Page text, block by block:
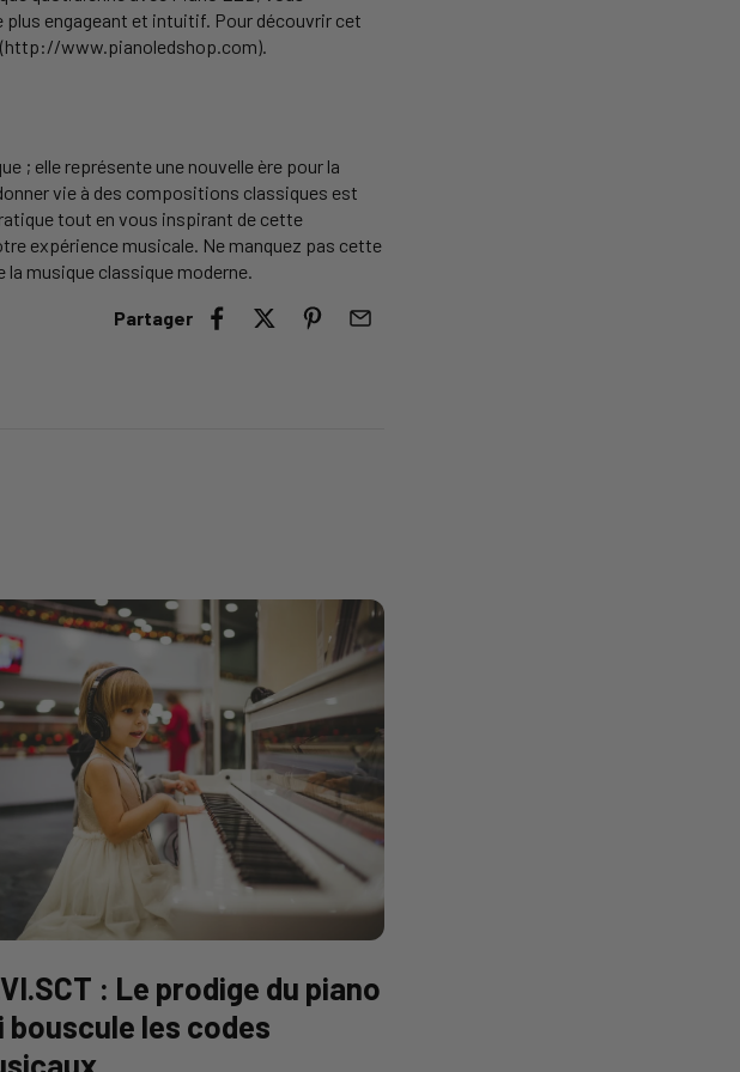
engageant et intuitif. Pour découvrir cet
www.pianoledshop.com).
; elle représente une nouvelle ère pour la
vie à des compositions classiques est
tout en vous inspirant de cette
expérience musicale. Ne manquez pas cette
musique classique moderne.
Partager
: Le prodige du piano
bouscule les codes